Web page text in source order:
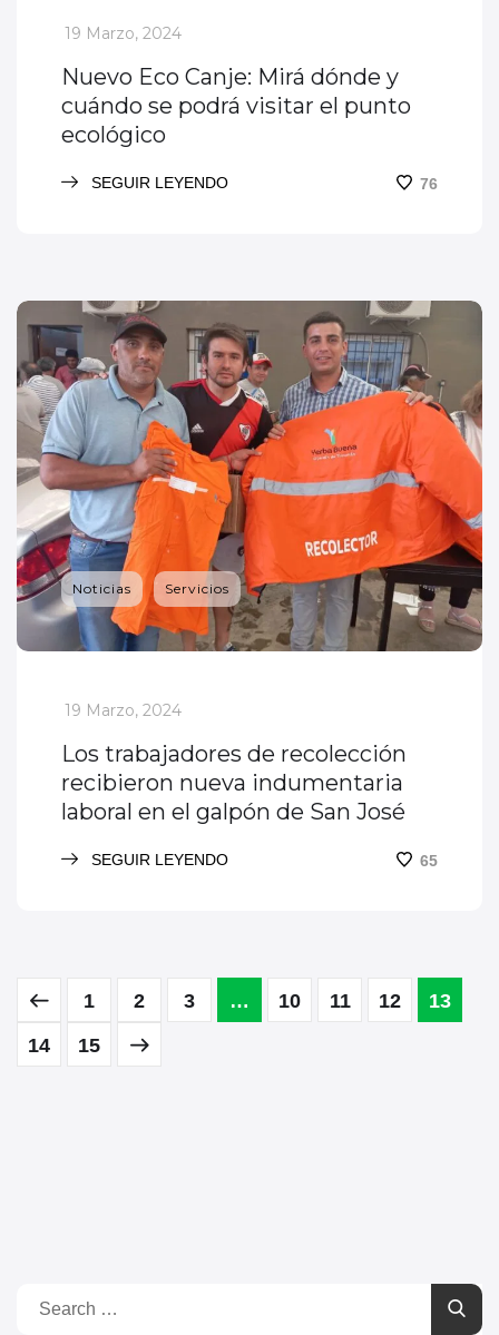
_
19 Marzo, 2024
Nuevo Eco Canje: Mirá dónde y
cuándo se podrá visitar el punto
ecológico
SEGUIR LEYENDO 76
Noticias Servicios
_
19 Marzo, 2024
Los trabajadores de recolección
recibieron nueva indumentaria
laboral en el galpón de San José
SEGUIR LEYENDO 65
1 2 3 … 10 11 12
13
14
15